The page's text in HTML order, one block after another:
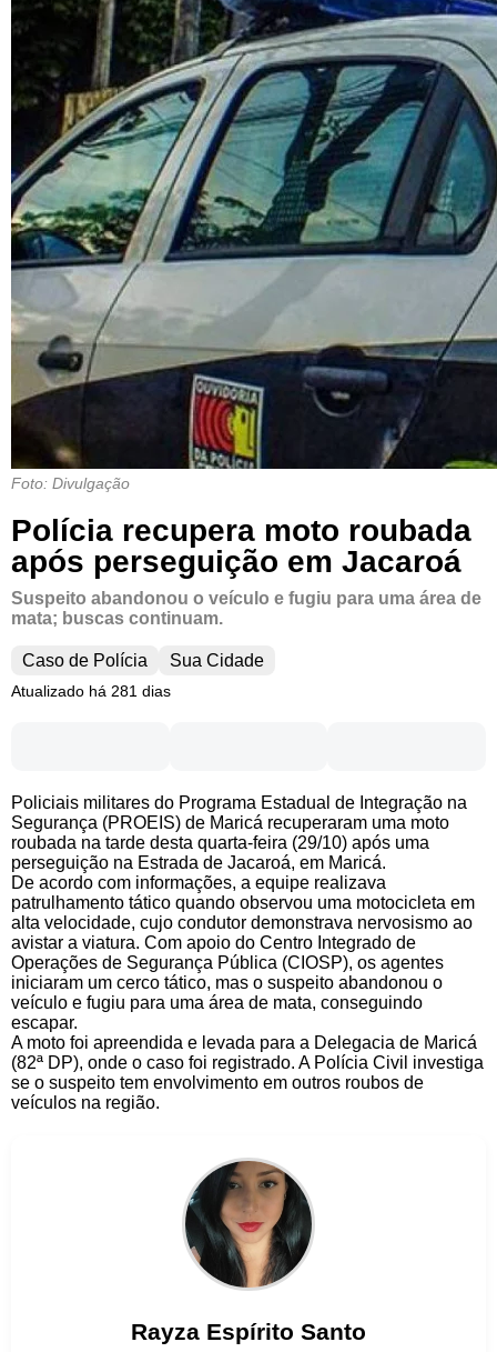
Foto: Divulgação
Polícia recupera moto roubada
após perseguição em Jacaroá
Suspeito abandonou o veículo e fugiu para uma área de
mata; buscas continuam.
Caso de Polícia Sua Cidade
Atualizado há 281 dias
Policiais militares do Programa Estadual de Integração na
Segurança (PROEIS) de Maricá recuperaram uma moto
roubada na tarde desta quarta-feira (29/10) após uma
perseguição na Estrada de Jacaroá, em Maricá.
De acordo com informações, a equipe realizava
patrulhamento tático quando observou uma motocicleta em
alta velocidade, cujo condutor demonstrava nervosismo ao
avistar a viatura. Com apoio do Centro Integrado de
Operações de Segurança Pública (CIOSP), os agentes
iniciaram um cerco tático, mas o suspeito abandonou o
veículo e fugiu para uma área de mata, conseguindo
escapar.
A moto foi apreendida e levada para a Delegacia de Maricá
(82ª DP), onde o caso foi registrado. A Polícia Civil investiga
se o suspeito tem envolvimento em outros roubos de
veículos na região.
Rayza Espírito Santo